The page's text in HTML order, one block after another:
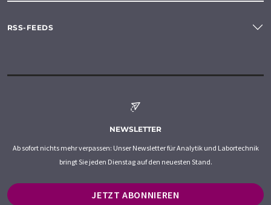
RSS-FEEDS
NEWSLETTER
Ab sofort nichts mehr verpassen: Unser Newsletter für Analytik und Labortechnik
bringt Sie jeden Dienstag auf den neuesten Stand.
JETZT ABONNIEREN